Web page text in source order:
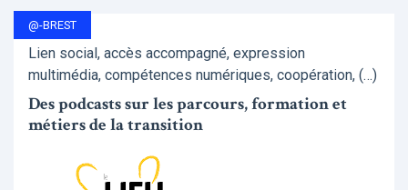
@-BREST
Lien social, accès accompagné, expression
multimédia, compétences numériques, coopération, (…)
Des podcasts sur les parcours, formation et
métiers de la transition